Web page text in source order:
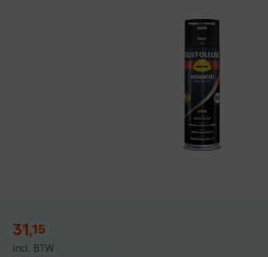
31,15
incl. BTW